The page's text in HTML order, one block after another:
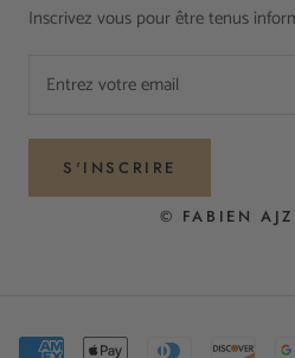
Inscrivez vous pour être tenus
S'INSCRIRE
© FABIEN